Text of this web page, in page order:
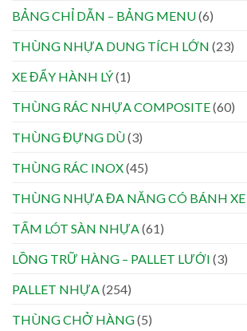
BẢNG CHỈ DẪN – BẢNG MENU(6)
THÙNG NHỰA DUNG TÍCH LỚN (23)
XE ĐẨY HÀNH LÝ(1)
THÙNG RÁC NHỰA COMPOSITE(60)
THÙNG ĐỰNG DÙ(3)
THÙNG RÁC INOX(45)
THÙNG NHỰA ĐA NĂNG CÓ BÁNH XE
TẤM LÓT SÀN NHỰA(61)
LỒNG TRỮ HÀNG – PALLET LƯỚI (3)
PALLET NHỰA(254)
THÙNG CHỞ HÀNG(5)